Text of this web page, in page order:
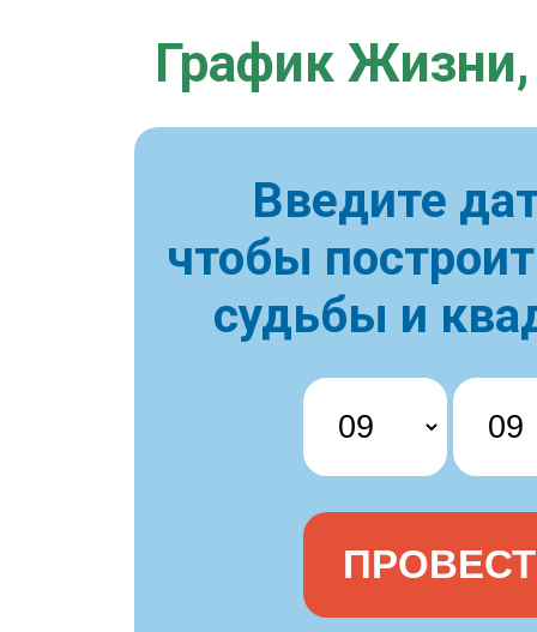
График Жизни,
Введите
чтобы
судьбы и